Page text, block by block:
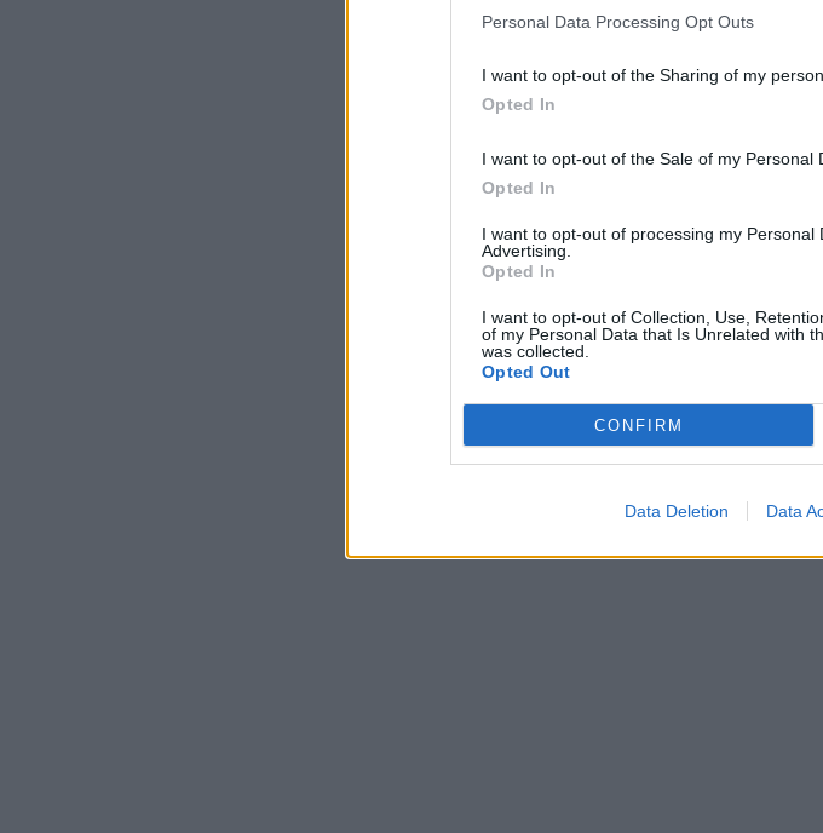
Personal Data Processing Opt Outs
I want to opt-out of the Sharing of my
Opted In
I want to opt-out of the Sale of my Personal
Opted In
I want to opt-out of processing my Personal
Advertising.
Opted In
I want to opt-out of Collection, Use,
of my Personal Data that Is Unrelated with
was collected.
Opted Out
CONFIRM
Data Deletion Data